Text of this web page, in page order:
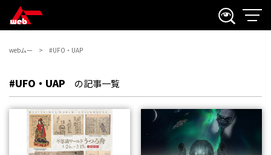
webムー #UFO・UAP
#UFO・UAP の記事一覧